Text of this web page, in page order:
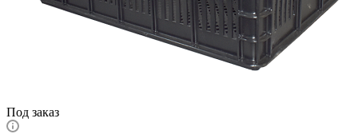
Под заказ